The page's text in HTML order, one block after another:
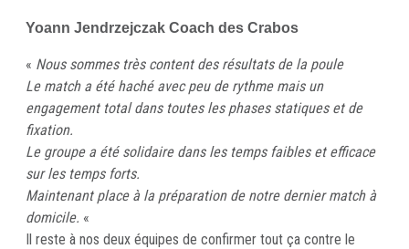
Yoann Jendrzejczak Coach des Crabos
« Nous sommes très content des résultats de la poule
Le match a été haché avec peu de rythme mais un
engagement total dans toutes les phases statiques et de
fixation.
Le groupe a été solidaire dans les temps faibles et efficace
sur les temps forts.
Maintenant place à la préparation de notre dernier match à
domicile. «
Il reste à nos deux équipes de confirmer tout ça contre le